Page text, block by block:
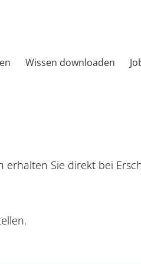
Wissen downloaden
Sie direkt bei